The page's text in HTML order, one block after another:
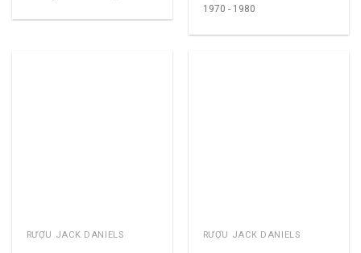
1970 - 1980
RƯỢU JACK DANIELS RƯỢU JACK DANIELS